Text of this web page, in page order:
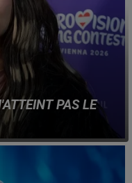
PAS LE
finalement pas